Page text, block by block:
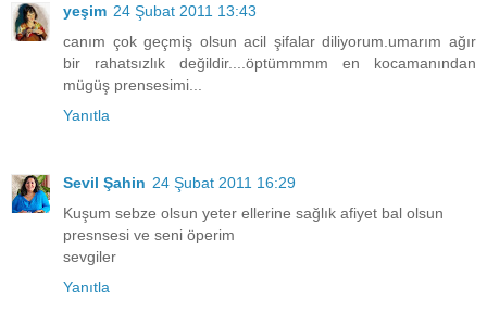
yeşim 24 Şubat 2011 13:43
canım çok geçmiş olsun acil şifalar diliyorum.umarım ağır
bir rahatsızlık değildir....öptümmmm en kocamanından
mügüş prensesimi...
Yanıtla
Sevil Şahin 24 Şubat 2011 16:29
Kuşum sebze olsun yeter ellerine sağlık afiyet bal olsun
presnsesi ve seni öperim
sevgiler
Yanıtla